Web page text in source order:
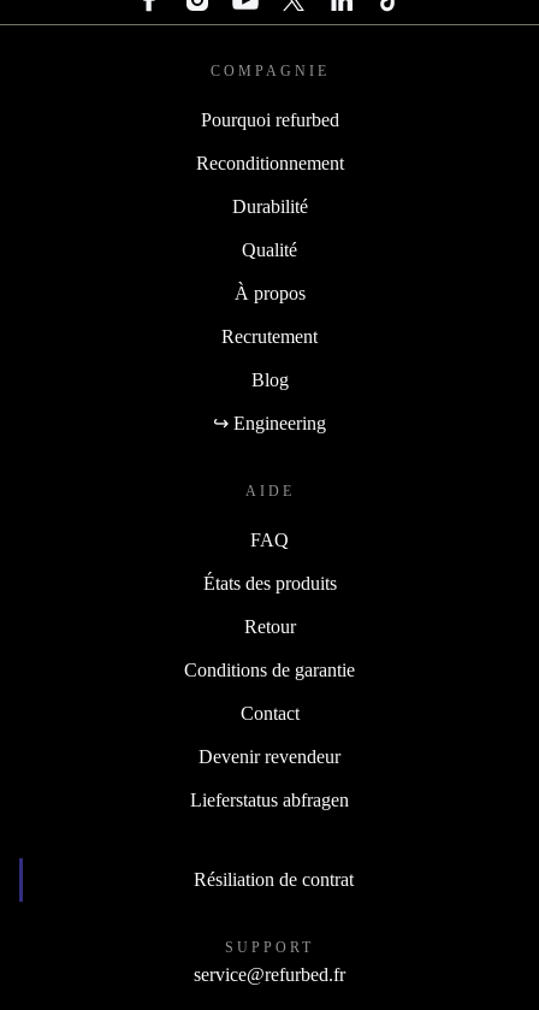
COMPAGNIE
Pourquoi refurbed
Reconditionnement
Durabilité
Qualité
À propos
Recrutement
Blog
↪ Engineering
AIDE
FAQ
États des produits
Retour
Conditions de garantie
Contact
Devenir revendeur
Lieferstatus abfragen
Résiliation de contrat
SUPPORT
service@refurbed.fr